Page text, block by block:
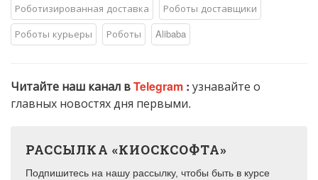
Роботизированная доставка
Роботы доставщики
Роботы курьеры
Роботы Alibaba
Читайте наш канал вTelegram : узнавайте о
главных новостях дня первыми.
РАССЫЛКА «КИОСКСОФТА»
Подпишитесь на нашу рассылку, чтобы быть в курсе